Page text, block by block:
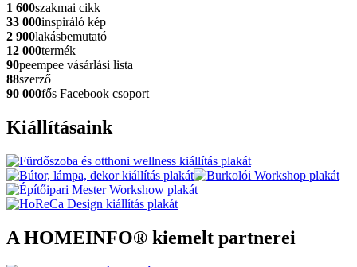
1 600szakmai cikk
33 000inspiráló kép
2 900lakásbemutató
12 000termék
90peempee vásárlási lista
88szerző
90 000fős Facebook csoport
Kiállításaink
A HOMEINFO® kiemelt partnerei